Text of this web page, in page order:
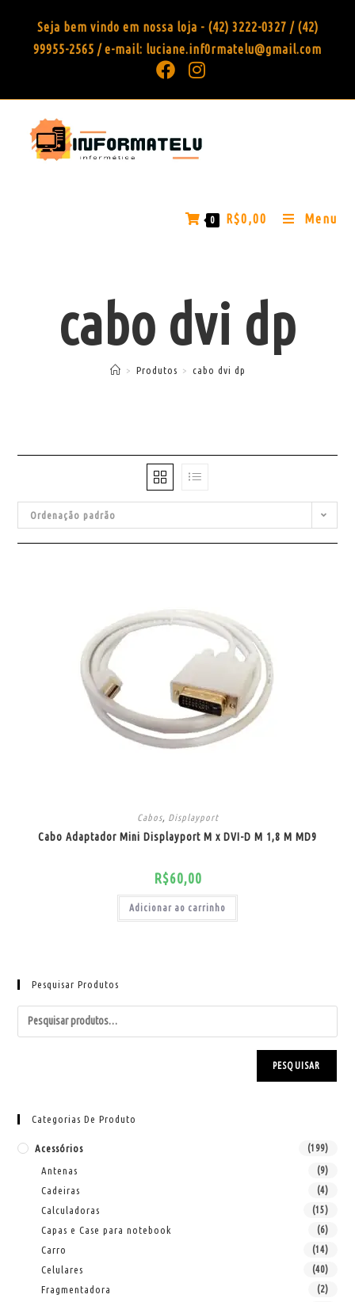
Seja bem vindo em nossa loja - (42) 3222-0327 / (42)
99955-2565 / e-mail: luciane.inf0rmatelu@gmail.com
0 R$0,00 Menu
cabo dvi dp
> Produtos > cabo dvi dp
Ordenação padrão
Cabos, Displayport
Cabo Adaptador Mini Displayport M x DVI-D M 1,8 M MD9
R$60,00
Adicionar ao carrinho
Pesquisar Produtos
PESQUISAR
Categorias De Produto
Acessórios (199)
Antenas (9)
Cadeiras (4)
Calculadoras (15)
Capas e Case para notebook (6)
Carro (14)
Celulares (40)
Fragmentadora (2)